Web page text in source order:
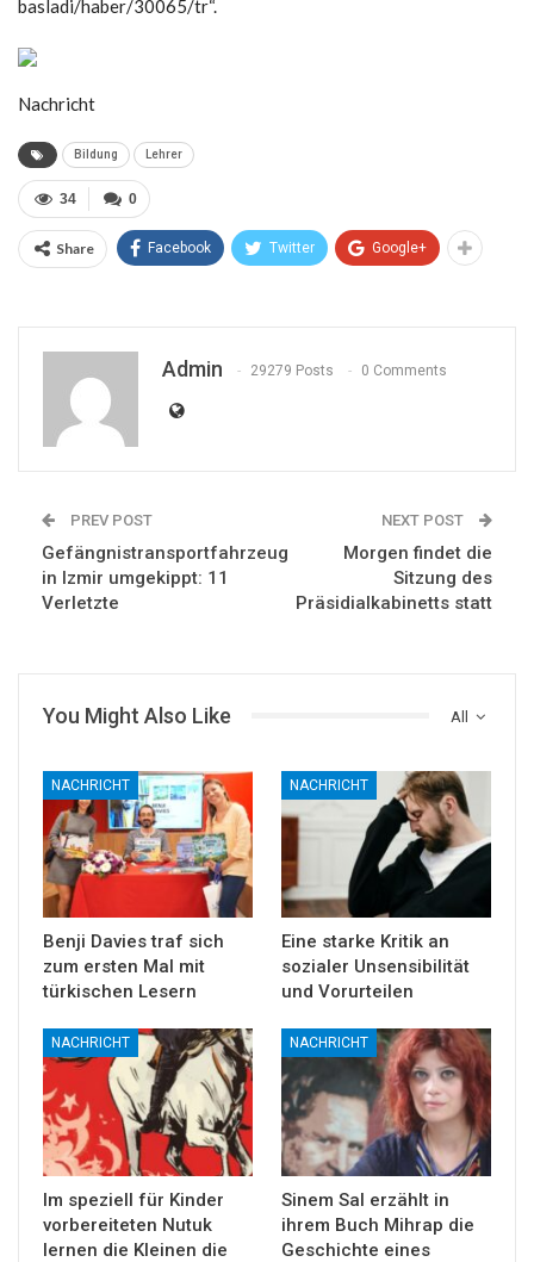
basladi/haber/30065/tr“.
Nachricht
Bildung Lehrer
0
34
Share Facebook Twitter Google+
Admin 29279 Posts 0 Comments
PREV POST
Gefängnistransportfahrzeug
in Izmir umgekippt: 11
Verletzte
NEXT POST
Morgen findet die
Sitzung des
Präsidialkabinetts statt
All
You Might Also Like
NACHRICHT
Benji Davies traf sich
zum ersten Mal mit
türkischen Lesern
NACHRICHT
Eine starke Kritik an
sozialer Unsensibilität
und Vorurteilen
NACHRICHT
Im speziell für Kinder
vorbereiteten Nutuk
lernen die Kleinen die
NACHRICHT
Sinem Sal erzählt in
ihrem Buch Mihrap die
Geschichte eines